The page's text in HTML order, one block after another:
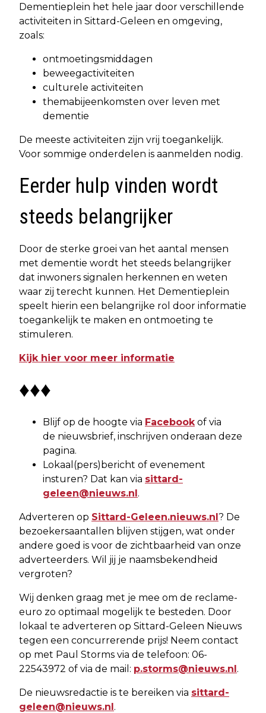
Dementieplein het hele jaar door verschillende
activiteiten in Sittard-Geleen en omgeving,
zoals:
ontmoetingsmiddagen
beweegactiviteiten
culturele activiteiten
themabijeenkomsten over leven met
dementie
De meeste activiteiten zijn vrij toegankelijk.
Voor sommige onderdelen is aanmelden nodig.
Eerder hulp vinden wordt
steeds belangrijker
Door de sterke groei van het aantal mensen
met dementie wordt het steeds belangrijker
dat inwoners signalen herkennen en weten
waar zij terecht kunnen. Het Dementieplein
speelt hierin een belangrijke rol door informatie
toegankelijk te maken en ontmoeting te
stimuleren.
Kijk hier voor meer informatie
♦♦♦
Blijf op de hoogte via Facebookof via
de nieuwsbrief, inschrijven onderaan deze
pagina.
Lokaal(pers)bericht of evenement
insturen? Dat kan via sittard-
geleen@nieuws.nl.
Adverteren op Sittard-Geleen.nieuws.nl? De
bezoekersaantallen blijven stijgen, wat onder
andere goed is voor de zichtbaarheid van onze
adverteerders. Wil jij je naamsbekendheid
vergroten?
Wij denken graag met je mee om de reclame-
euro zo optimaal mogelijk te besteden. Door
lokaal te adverteren op Sittard-Geleen Nieuws
tegen een concurrerende prijs! Neem contact
op met Paul Storms via de telefoon: 06-
22543972 of via de mail: p.storms@nieuws.nl.
De nieuwsredactie is te bereiken via sittard-
geleen@nieuws.nl.